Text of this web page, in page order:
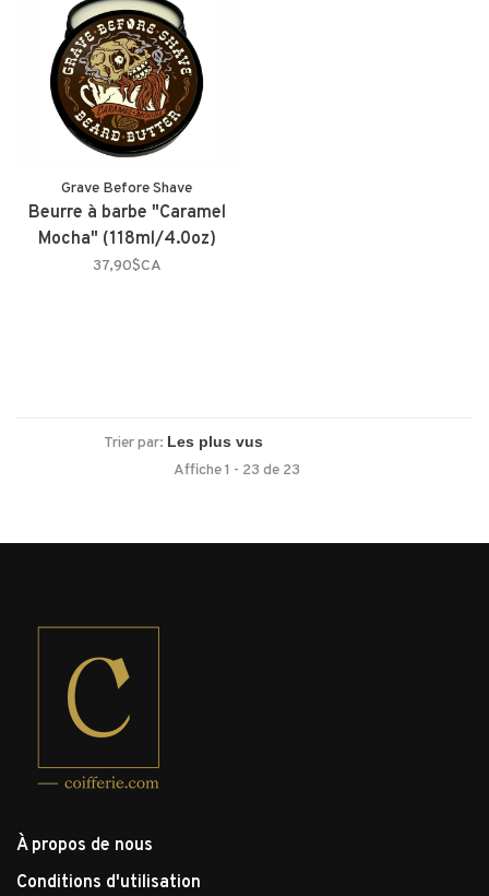
Grave Before Shave
Beurre à barbe "Caramel
Mocha" (118ml/4.0oz)
37,90$CA
Trier par:
Affiche 1 - 23 de 23
À propos de nous
Conditions d'utilisation